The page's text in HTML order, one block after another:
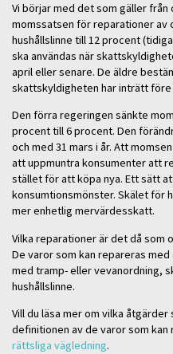
Vi börjar med det som gäller från
momssatsen för reparationer av
hushållslinne till 12 procent
ska användas när
april eller senare. De äldre
skattskyldigheten har inträtt före
Den förra regeringen sänkte
procent till 6 procent. Den
och med 31 mars i år. Att
att uppmuntra konsumenter att
stället för att köpa nya. Ett sätt
konsumtionsmönster. Skälet för
mer enhetlig mervärdesskatt.
Vilka reparationer är det då som
De varor som kan repareras
med tramp- eller vevanordning,
hushållslinne.
Vill du läsa mer om vilka
definitionen av de varor som kan
rättsliga vägledning.